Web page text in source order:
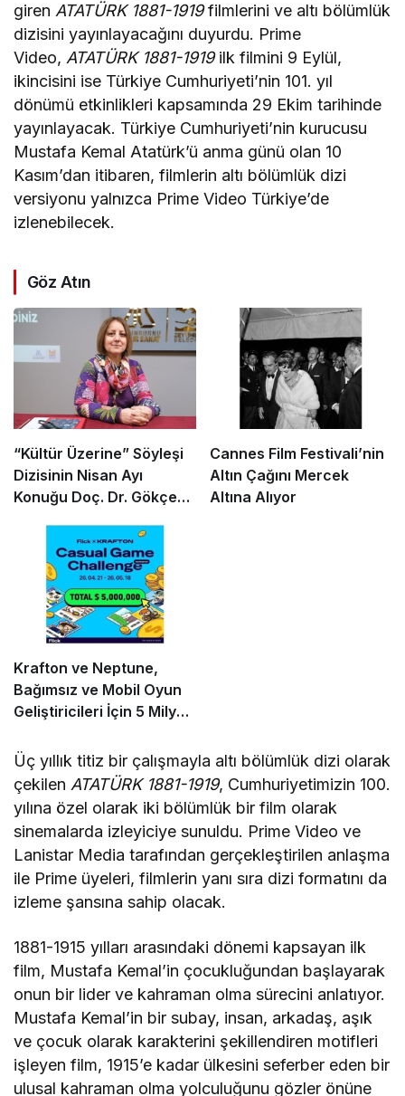
giren ATATÜRK 1881-1919filmlerini ve altı bölümlük
dizisini yayınlayacağını duyurdu. Prime
Video, ATATÜRK 1881-1919ilk filmini 9 Eylül,
ikincisini ise Türkiye Cumhuriyeti’nin 101. yıl
dönümü etkinlikleri kapsamında 29 Ekim tarihinde
yayınlayacak. Türkiye Cumhuriyeti’nin kurucusu
Mustafa Kemal Atatürk’ü anma günü olan 10
Kasım’dan itibaren, filmlerin altı bölümlük dizi
versiyonu yalnızca Prime Video Türkiye’de
izlenebilecek.
Göz Atın
“Kültür Üzerine” Söyleşi
Dizisinin Nisan Ayı
Konuğu Doç. Dr. Gökçe
Cannes Film Festivali’nin
Altın Çağını Mercek
Altına Alıyor
Krafton ve Neptune,
Bağımsız ve Mobil Oyun
Geliştiricileri İçin 5 Milyon
Yarışmasını Başlattı
Üç yıllık titiz bir çalışmayla altı bölümlük dizi olarak
çekilen ATATÜRK 1881-1919, Cumhuriyetimizin 100.
yılına özel olarak iki bölümlük bir film olarak
sinemalarda izleyiciye sunuldu. Prime Video ve
Lanistar Media tarafından gerçekleştirilen anlaşma
ile Prime üyeleri, filmlerin yanı sıra dizi formatını da
izleme şansına sahip olacak.
1881-1915 yılları arasındaki dönemi kapsayan ilk
film, Mustafa Kemal’in çocukluğundan başlayarak
onun bir lider ve kahraman olma sürecini anlatıyor.
Mustafa Kemal’in bir subay, insan, arkadaş, aşık
ve çocuk olarak karakterini şekillendiren motifleri
işleyen film, 1915’e kadar ülkesini seferber eden bir
ulusal kahraman olma yolculuğunu gözler önüne